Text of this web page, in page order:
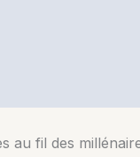
au fil des